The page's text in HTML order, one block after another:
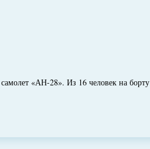
самолет «АН-28». Из 16 человек на борту